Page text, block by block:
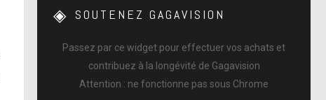
SOUTENEZ GAGAVISION
Passez par ce widget pour effectuer vos achats et
contribuez à la longévité de Gagavision
Attention : ne fonctionne pas sous Chrome